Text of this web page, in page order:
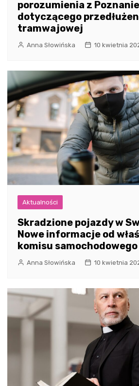
porozumienia z
dotyczącego
tramwajowej
Anna Słowińska 10 kwietnia
Aktualności
Skradzione pojazdy w
Nowe informacje od
komisu samochodowego
Anna Słowińska 10 kwietnia